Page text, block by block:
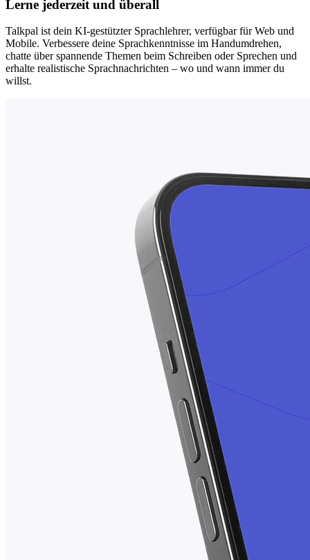
Lerne jederzeit und überall
Talkpal ist dein KI-gestützter Sprachlehrer, verfügbar für Web und
Mobile. Verbessere deine Sprachkenntnisse im Handumdrehen,
chatte über spannende Themen beim Schreiben oder Sprechen und
erhalte realistische Sprachnachrichten – wo und wann immer du
willst.